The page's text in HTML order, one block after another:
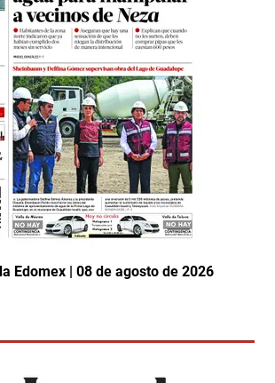
Edomex | 08 de agosto de 2026